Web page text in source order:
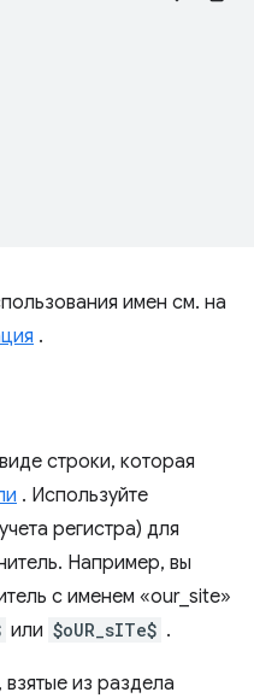
имен см. на
.
строки, которая
. Используйте
регистра) для
Например, вы
с именем «our_site»
или $oUR_sITe$ .
из раздела